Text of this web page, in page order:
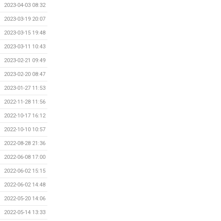
2023-04-03 08:32
2023-03-19 20:07
2023-03-15 19:48
2023-03-11 10:43
2023-02-21 09:49
2023-02-20 08:47
2023-01-27 11:53
2022-11-28 11:56
2022-10-17 16:12
2022-10-10 10:57
2022-08-28 21:36
2022-06-08 17:00
2022-06-02 15:15
2022-06-02 14:48
2022-05-20 14:06
2022-05-14 13:33